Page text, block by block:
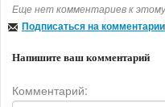
Еще нет комментариев к
Подписаться на
Напишите ваш комментарий
Комментарий: